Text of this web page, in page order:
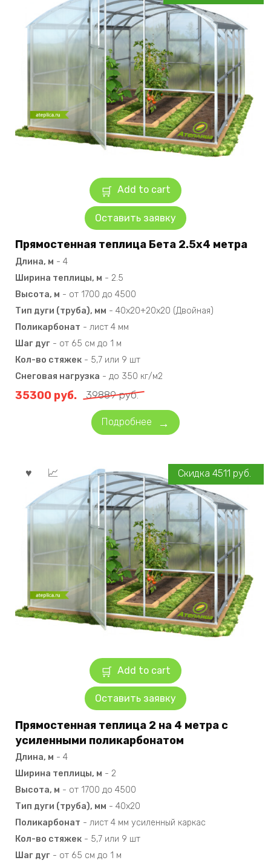
Add to cart
Оставить заявку
Прямостенная теплица Бета 2.5х4 метра
Длина, м - 4
Ширина теплицы, м - 2.5
Высота, м - от 1700 до 4500
Тип дуги (труба), мм - 40х20+20х20 (Двойная)
Поликарбонат - лист 4 мм
Шаг дуг - от 65 см до 1 м
Кол-во стяжек - 5,7 или 9 шт
Снеговая нагрузка - до 350 кг/м2
39889руб.
35300 руб.
Подробнее
Add to cart
Оставить заявку
Скидка 4511 руб.
Прямостенная теплица 2 на 4 метра с
усиленными поликарбонатом
Длина, м - 4
Ширина теплицы, м - 2
Высота, м - от 1700 до 4500
Тип дуги (труба), мм - 40х20
Поликарбонат - лист 4 мм усиленный каркас
Кол-во стяжек - 5,7 или 9 шт
Шаг дуг - от 65 см до 1 м